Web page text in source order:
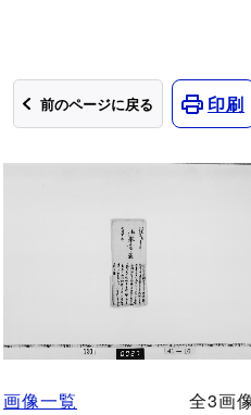
前のページに戻る 印刷
画像一覧 全3画